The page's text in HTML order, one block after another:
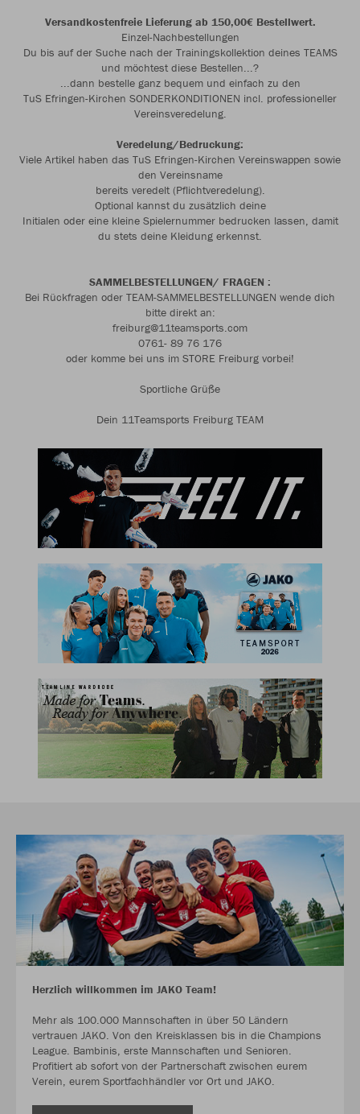
Versandkostenfreie Lieferung ab 150,00€ Bestellwert.
Einzel-Nachbestellungen
Du bis auf der Suche nach der Trainingskollektion deines TEAMS
und möchtest diese Bestellen...?
...dann bestelle ganz bequem und einfach zu den
TuS Efringen-Kirchen SONDERKONDITIONEN incl. professioneller
Vereinsveredelung.
Veredelung/Bedruckung:
Viele Artikel haben das TuS Efringen-Kirchen Vereinswappen sowie
den Vereinsname
bereits veredelt (Pflichtveredelung).
Optional kannst du zusätzlich deine
Initialen oder eine kleine Spielernummer bedrucken lassen, damit
du stets deine Kleidung erkennst.
SAMMELBESTELLUNGEN/ FRAGEN :
Bei Rückfragen oder TEAM-SAMMELBESTELLUNGEN wende dich
bitte direkt an:
freiburg@11teamsports.com
0761- 89 76 176
oder komme bei uns im STORE Freiburg vorbei!
Sportliche Grüße
Dein 11Teamsports Freiburg TEAM
Herzlich willkommen im JAKO Team!
Mehr als 100.000 Mannschaften in über 50 Ländern
vertrauen JAKO. Von den Kreisklassen bis in die Champions
League. Bambinis, erste Mannschaften und Senioren.
Profitiert ab sofort von der Partnerschaft zwischen eurem
Verein, eurem Sportfachhändler vor Ort und JAKO.